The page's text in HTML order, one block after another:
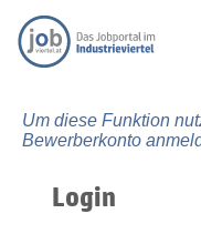
Um diese Funktion
Bewerberkonto
Login